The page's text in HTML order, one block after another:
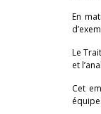
En
Le
et
Cet